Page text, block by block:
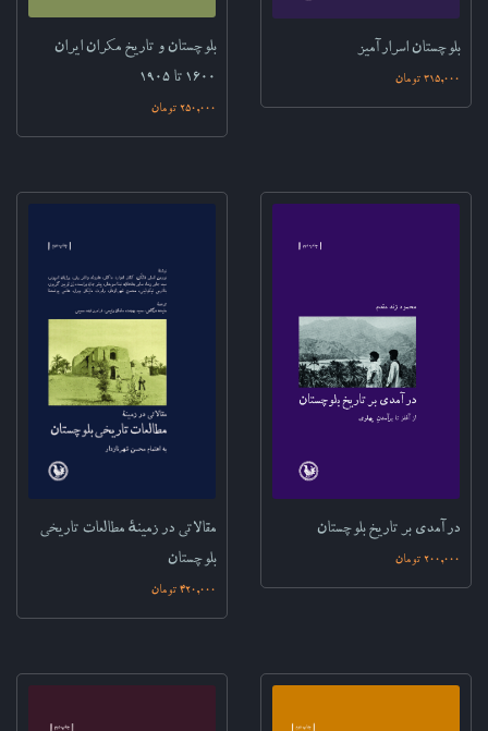
بلوچستان اسرارآمیز‌
315,000 تومان
بلوچستان و تاریخ مکران ایران
۱۶۰۰ تا ۱۹۰۵‌‌‌
250,000 تومان
درآمدی بر تاریخ بلوچستان‌
200,000 تومان
مقالاتی در زمینهٔ مطالعات تاریخی
بلوچستان‌
420,000 تومان